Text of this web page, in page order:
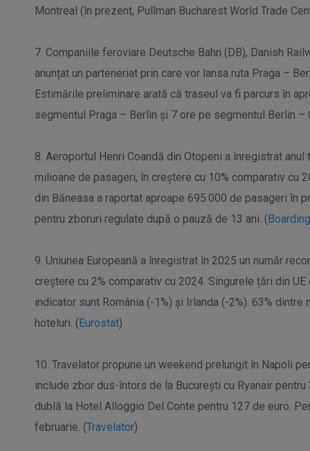
Montreal (în prezent, Pullman Bucharest World Trade
7. Companiile feroviare Deutsche Bahn (DB), Danish
anunțat un parteneriat prin care vor lansa ruta Praga –
Estimările preliminare arată că traseul va fi parcurs în
segmentul Praga – Berlin și 7 ore pe segmentul Berlin –
8. Aeroportul Henri Coandă din Otopeni a înregistrat
milioane de pasageri, în creștere cu 10% comparativ cu
din Băneasa a raportat aproape 695.000 de pasageri în
pentru zboruri regulate după o pauză de 13 ani. (
9. Uniunea Europeană a înregistrat în 2025 un număr
creștere cu 2% comparativ cu 2024. Singurele țări din
indicator sunt România (-1%) și Irlanda (-2%). 63%
hoteluri. (Eurostat)
10. Travelator propune un weekend prelungit în Napoli
include zbor dus-întors de la București cu Ryanair
dublă la Hotel Alloggio Del Conte pentru 127 de euro.
februarie. (Travelator)